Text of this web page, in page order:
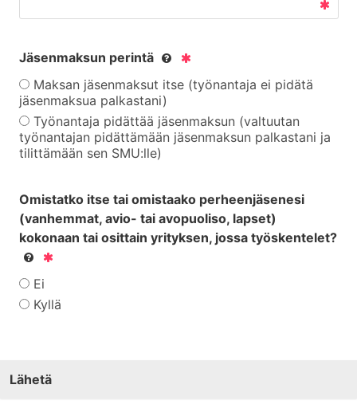
Jäsenmaksun perintä
Maksan jäsenmaksut itse (työnantaja ei pidätä
jäsenmaksua palkastani)
Työnantaja pidättää jäsenmaksun (valtuutan
työnantajan pidättämään jäsenmaksun palkastani ja
tilittämään sen SMU:lle)
Omistatko itse tai omistaako perheenjäsenesi
(vanhemmat, avio- tai avopuoliso, lapset)
kokonaan tai osittain yrityksen, jossa työskentelet?
Ei
Kyllä
Lähetä